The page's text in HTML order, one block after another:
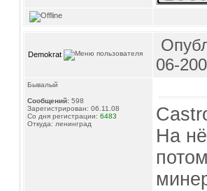
Demokrat
06-
Бывалый
Сообщений: 598
Зарегистрирован: 06.11.08
Со дня регистрации: 6483
Откуда: ленинград
На